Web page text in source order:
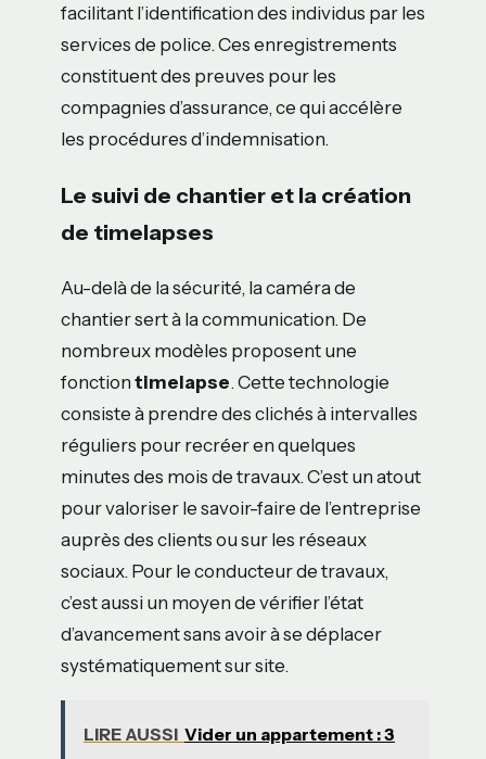
facilitant l’identification des individus par les
services de police. Ces enregistrements
constituent des preuves pour les
compagnies d’assurance, ce qui accélère
les procédures d’indemnisation.
Le suivi de chantier et la création
de timelapses
Au-delà de la sécurité, la caméra de
chantier sert à la communication. De
nombreux modèles proposent une
fonction timelapse. Cette technologie
consiste à prendre des clichés à intervalles
réguliers pour recréer en quelques
minutes des mois de travaux. C’est un atout
pour valoriser le savoir-faire de l’entreprise
auprès des clients ou sur les réseaux
sociaux. Pour le conducteur de travaux,
c’est aussi un moyen de vérifier l’état
d’avancement sans avoir à se déplacer
systématiquement sur site.
LIRE AUSSI Vider un appartement : 3